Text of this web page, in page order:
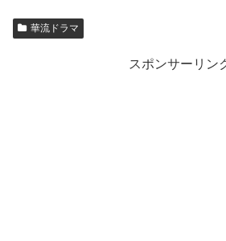
華流ドラマ
スポンサーリン